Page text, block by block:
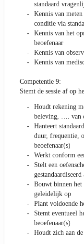
standaard
Kennis van
conditie via
Kennis van het
beoefenaar
Kennis van
Kennis van
Competentie 9:
Stemt de sessie af op
Houdt rekening
beleving, …. van
Hanteert
duur, frequentie,
beoefenaar(s)
Werkt conform
Stelt een
Bouwt binnen het
geleidelijk op
Plant voldoende
Stemt eventueel
beoefenaar(s)
Houdt zich aan